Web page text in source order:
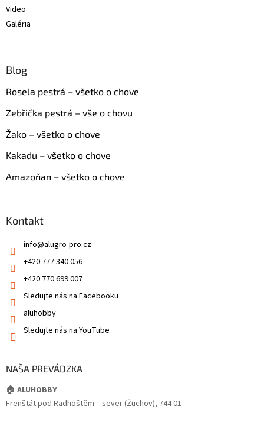
Video
Galéria
Blog
Rosela pestrá – všetko o chove
Zebřička pestrá – vše o chovu
Žako – všetko o chove
Kakadu – všetko o chove
Amazoňan – všetko o chove
Kontakt
info@alugro-pro.cz
+420 777 340 056
+420 770 699 007
Sledujte nás na Facebooku
aluhobby
Sledujte nás na YouTube
NAŠA PREVÁDZKA
🏠 ALUHOBBY
Frenštát pod Radhoštěm – sever (Žuchov), 744 01